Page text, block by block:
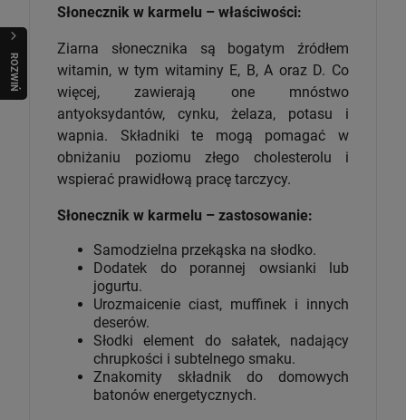
R
O
Z
W
I
Ń
O
B
I
Słonecznik w karmelu – właściwości:
Ziarna słonecznika są bogatym źródłem
witamin, w tym witaminy E, B, A oraz D. Co
więcej, zawierają one mnóstwo
antyoksydantów, cynku, żelaza, potasu i
wapnia. Składniki te mogą pomagać w
obniżaniu poziomu złego cholesterolu i
wspierać prawidłową pracę tarczycy.
Słonecznik w karmelu – zastosowanie:
Samodzielna przekąska na słodko.
Dodatek do porannej owsianki lub
jogurtu.
Urozmaicenie ciast, muffinek i innych
deserów.
Słodki element do sałatek, nadający
chrupkości i subtelnego smaku.
Znakomity składnik do domowych
batonów energetycznych.